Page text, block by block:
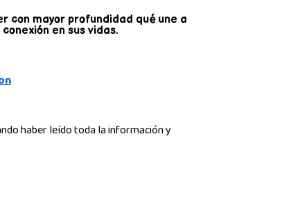
con mayor profundidad qué une a
en sus vidas.
haber leído toda la información y